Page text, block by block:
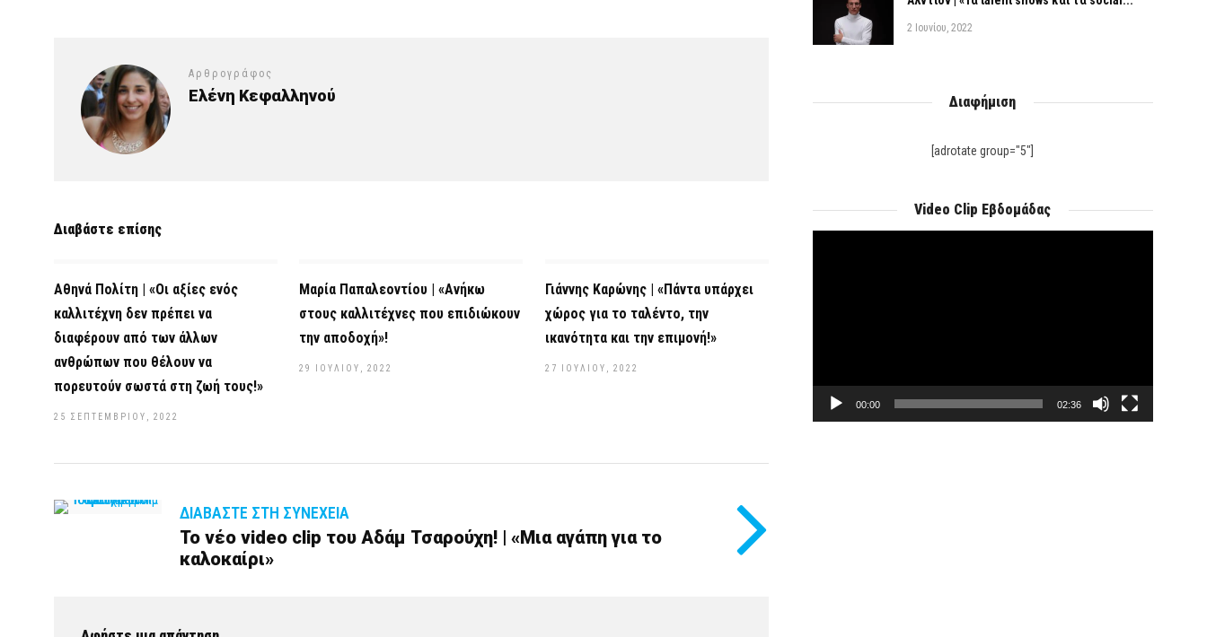
Αρθρογράφος
Ελένη Κεφαλληνού
Διαβάστε επίσης
Αθηνά Πολίτη | «Οι αξίες ενός
καλλιτέχνη δεν πρέπει να
διαφέρουν από των άλλων
ανθρώπων που θέλουν να
πορευτούν σωστά στη ζωή τους!»
25 ΣΕΠΤΕΜΒΡΊΟΥ, 2022
Μαρία Παπαλεοντίου | «Ανήκω
στους καλλιτέχνες που επιδιώκουν
την αποδοχή»!
29 ΙΟΥΛΊΟΥ, 2022
Γιάννης Καρώνης | «Πάντα υπάρχει
χώρος για το ταλέντο, την
ικανότητα και την επιμονή!»
27 ΙΟΥΛΊΟΥ, 2022
ΔΙΑΒΆΣΤΕ ΣΤΗ ΣΥΝΈΧΕΙΑ
Το νέο video clip του Αδάμ Τσαρούχη! | «Μια αγάπη για το
καλοκαίρι»
2 Ιουνίου, 2022
Διαφήμιση
[adrotate group="5"]
Video Clip Εβδομάδας
00:00 02:36